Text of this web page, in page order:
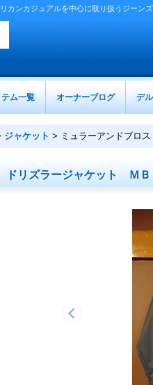
カンカジュアルを中心に取り扱うジーン
テム一覧 オーナーブログ デ
ジャケット > ミュラーアンドブロ
ドリズラージャケット ＭＢ